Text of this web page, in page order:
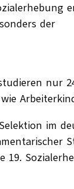
der
nur
im
19.